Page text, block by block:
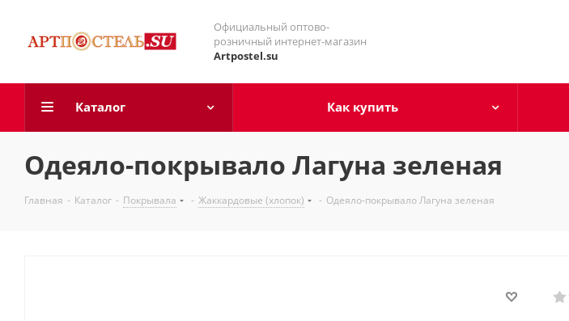
Официальный оптово-
розничный интернет-магазин
Artpostel.su
Каталог Как купить
Одеяло-покрывало Лагуна зеленая
Главная - Каталог - Покрывала - Жаккардовые (хлопок) - Одеяло-покрывало Лагуна зеленая